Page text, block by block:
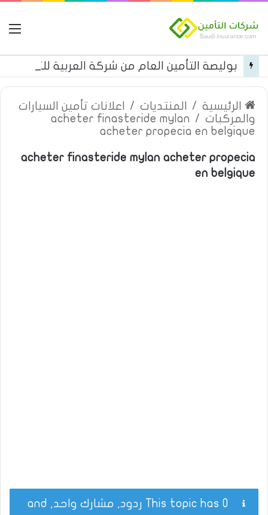
الرئيسية / المنتديات /
اعلانات تأمين السيارات
والمركبات /
acheter finasteride mylan
acheter propecia en belgique
acheter finasteride mylan acheter propecia
en belgique
This topic has 0 ردود, مشارك واحد, and